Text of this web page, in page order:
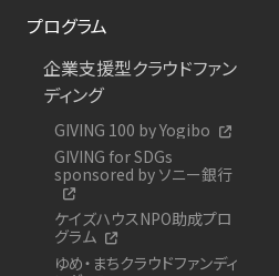
プログラム
企業支援型クラウドファン
ディング
GIVING 100 by Yogibo
GIVING for SDGs
sponsored by ソニー銀行
ケイズハウスNPO助成プロ
グラム
ゆめ・まちクラウドファンディ